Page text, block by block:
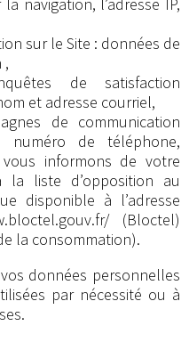
sur le Site : données de
,
de satisfaction
et adresse courriel,
de communication
de téléphone,
informons de votre
liste d’opposition au
disponible à l’adresse
(Bloctel)
la consommation).
données personnelles
par nécessité ou à